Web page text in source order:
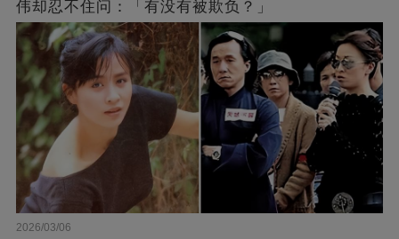
伟却忍不住问：「有没有被欺负？」
2026/03/06